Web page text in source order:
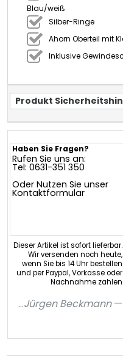
Blau/weiß
Silber-Ringe
Ahorn Oberteil mit
Inklusive
Produkt
Haben Sie Fragen?
Rufen Sie uns an:
Tel: 0631-351 350
Oder Nutzen Sie unser
Kontaktformular
Dieser Artikel ist sofort lieferbar.
Wir versenden noch heute,
wenn Sie bis 14 Uhr bestellen
und per Paypal, Vorkasse oder
Nachnahme zahlen
...Jürgen Beckmann